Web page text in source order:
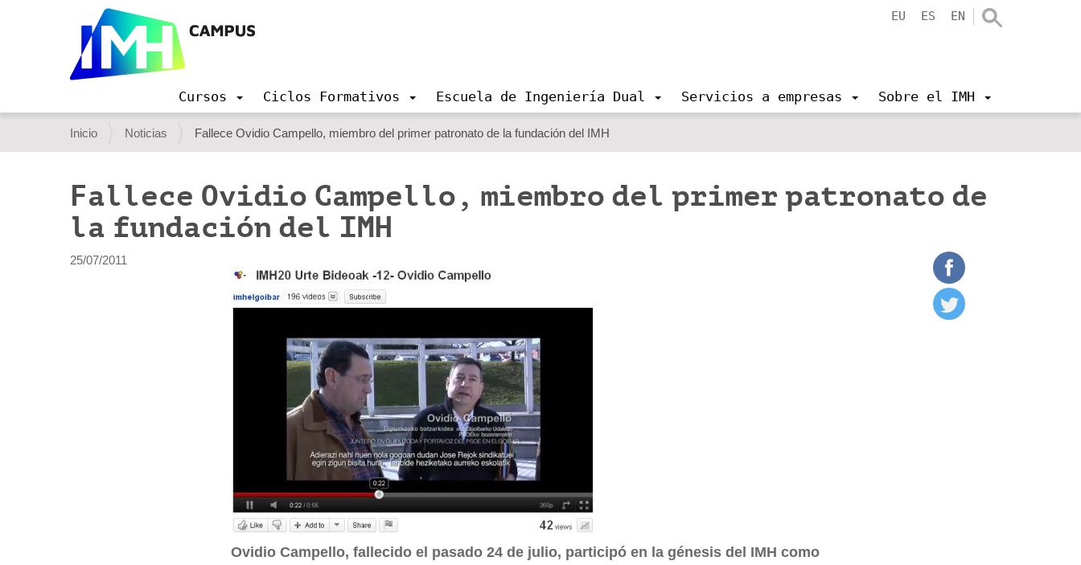
EU ES EN
v
c
n
Cursos Ciclos Formativos Escuela de Ingeniería Dual Servicios a empresas Sobre el IMH
U
s
e
e
Inicio Noticias Fallece Ovidio Campello, miembro del primer patronato de la fundación del IMH
Fallece Ovidio Campello, miembro del primer patronato de
la fundación del IMH
25/07/2011
Ovidio Campello, fallecido el pasado 24 de julio, participó en la génesis del IMH como